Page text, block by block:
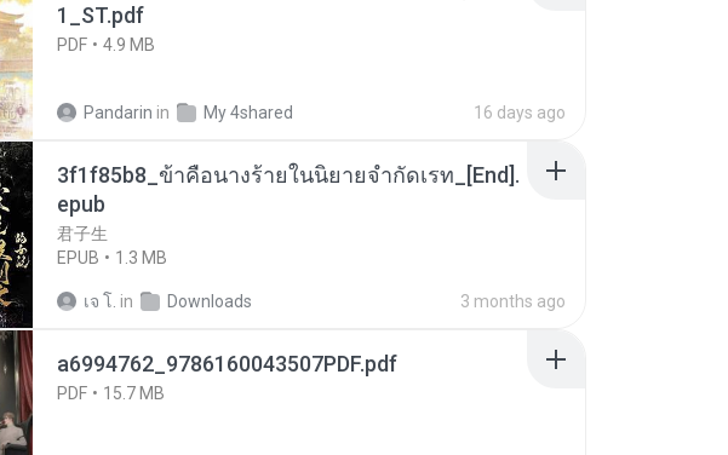
1_ST.pdf
PDF 4.9 MB
Pandarin in My 4shared 16 days ago
3f1f85b8_ข้าคือนางร้ายในนิยายจำกัดเรท_[End].
epub
君子生
EPUB
1.3 MB
เจ โ. in Downloads 3 months ago
a6994762_9786160043507PDF.pdf
PDF 15.7 MB